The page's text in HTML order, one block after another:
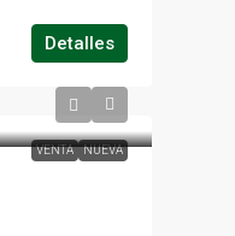
Detalles
VENTA NUEVA